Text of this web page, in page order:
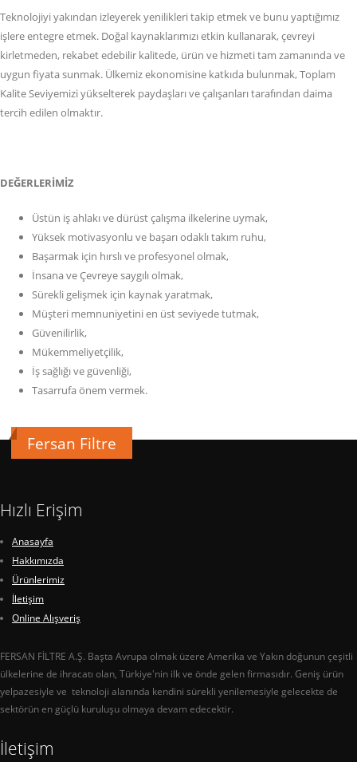
Teknolojiyi yakından izleyerek yenilikleri takip etmek ve bunu yaptığımız
işlere entegre etmek. Doğal kaynaklarımızı etkin kullanarak, çevreyi
kirletmeden, rekabet edebilir kalitede, ürün ve hizmeti tam zamanında ve
uygun fiyata sunmak. Ülkemiz ekonomisine katkıda bulunmak, Toplam
Kalite Seviyemizi yükselterek paydaşları ve çalışanları tarafından daima
tercih edilen olmaktır.
DEĞERLERİMİZ
Üstün iş ahlakı ve dürüst çalışma ilkelerine uymak,
Yüksek motivasyonlu ve başarı odaklı takım ruhu,
Başarmak için hırslı ve profesyonel olmak,
İnsana ve Çevreye saygılı olmak,
Sürekli gelişmek için kaynak yaratmak,
Müşteri memnuniyetini en üst seviyede tutmak,
Güvenilirlik,
Mükemmeliyetçilik,
İş sağlığı ve güvenliği,
Tasarrufa önem vermek.
Fersan Filtre
Hızlı Erişim
Anasayfa
Hakkımızda
Ürünlerimiz
İletişim
Online Alışveriş
FERSAN FİLTRE A.Ş. Başta Avrupa olmak üzere Amerika ve Yakın doğunun çeşitli
ülkelerine de ihracatı olan, Türkiye'nin ilk ve önde gelen firmasıdır. Geniş ürün
yelpazesiyle ve teknoloji alanında kendini sürekli yenilemesiyle gelecekte de
sektörün en güçlü kuruluşu olmaya devam edecektir.
İletişim